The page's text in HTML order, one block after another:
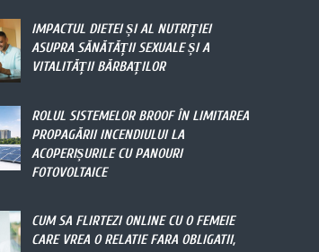
IMPACTUL DIETEI ȘI AL NUTRIȚIEI
ASUPRA SĂNĂTĂȚII SEXUALE ȘI A
VITALITĂȚII BĂRBAȚILOR
ROLUL SISTEMELOR BROOF ÎN LIMITAREA
PROPAGĂRII INCENDIULUI LA
ACOPERIȘURILE CU PANOURI
FOTOVOLTAICE
CUM SA FLIRTEZI ONLINE CU O FEMEIE
CARE VREA O RELATIE FARA OBLIGATII,